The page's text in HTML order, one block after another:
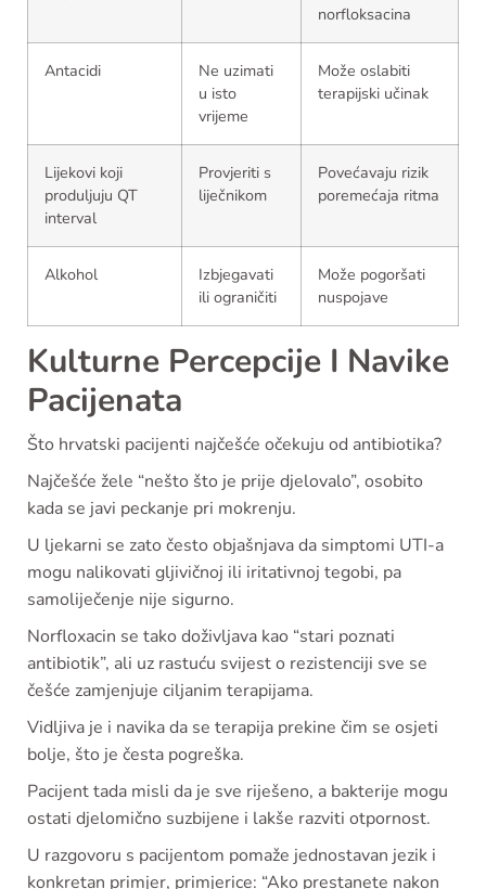
norfloksacina
Antacidi
Ne uzimati
u isto
vrijeme
Može oslabiti
terapijski učinak
Lijekovi koji
produljuju QT
interval
Provjeriti s
liječnikom
Povećavaju rizik
poremećaja ritma
Alkohol
Izbjegavati
ili ograničiti
Može pogoršati
nuspojave
Kulturne Percepcije I Navike
Pacijenata
Što hrvatski pacijenti najčešće očekuju od antibiotika?
Najčešće žele “nešto što je prije djelovalo”, osobito
kada se javi peckanje pri mokrenju.
U ljekarni se zato često objašnjava da simptomi UTI-a
mogu nalikovati gljivičnoj ili iritativnoj tegobi, pa
samoliječenje nije sigurno.
Norfloxacin se tako doživljava kao “stari poznati
antibiotik”, ali uz rastuću svijest o rezistenciji sve se
češće zamjenjuje ciljanim terapijama.
Vidljiva je i navika da se terapija prekine čim se osjeti
bolje, što je česta pogreška.
Pacijent tada misli da je sve riješeno, a bakterije mogu
ostati djelomično suzbijene i lakše razviti otpornost.
U razgovoru s pacijentom pomaže jednostavan jezik i
konkretan primjer, primjerice: “Ako prestanete nakon